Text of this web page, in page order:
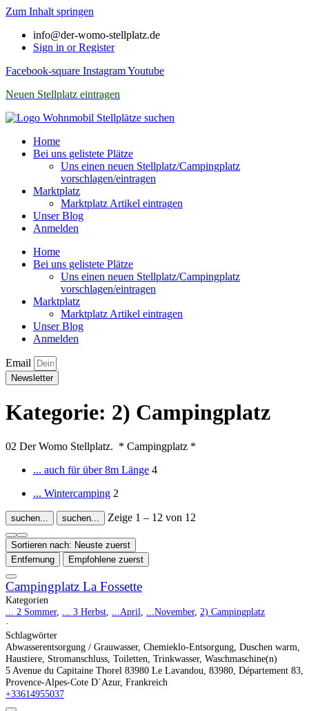
Zum Inhalt springen
info@der-womo-stellplatz.de
Sign in or Register
Facebook-square InstagramYoutube
Neuen Stellplatz eintragen
Home
Bei uns gelistete Plätze
Uns einen neuen Stellplatz/Campingplatz
vorschlagen/eintragen
Marktplatz
Marktplatz Artikel eintragen
Unser Blog
Anmelden
Home
Bei uns gelistete Plätze
Uns einen neuen Stellplatz/Campingplatz
vorschlagen/eintragen
Marktplatz
Marktplatz Artikel eintragen
Unser Blog
Anmelden
Email
Newsletter
Kategorie: 2) Campingplatz
02 Der Womo Stellplatz. * Campingplatz *
... auch für über 8m Länge 4
... Wintercamping 2
suchen... suchen... Zeige 1 – 12 von 12
Sortieren nach: Neuste zuerst
Entfernung
Empfohlene zuerst
Campingplatz La Fossette
Kategorien
... 2 Sommer, ... 3 Herbst ...April ...November, 2) Campingplatz
·
Schlagwörter
Abwasserentsorgung / Grauwasser, Chemieklo-Entsorgung Duschen warm
Haustiere Stromanschluss Toiletten Trinkwasser, Waschmaschine(n)
5 Avenue du Capitaine Thorel 83980 Le Lavandou, 83980, Département 83,
Provence-Alpes-Cote D´Azur, Frankreich
+33614955037